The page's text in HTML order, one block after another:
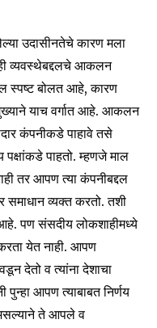
उदासीनतेचे कारण मला
व्यवस्थेबद्दलचे आकलन
स्पष्ट बोलत आहे, कारण
याच वर्गात आहे. आकलन
कंपनीकडे पाहावे तसे
पाहतो. म्हणजे माल
तर आपण त्या कंपनीबद्दल
समाधान व्यक्त करतो. तशी
पण संसदीय लोकशाहीमध्ये
येत नाही. आपण
देतो व त्यांना देशाचा
पुन्हा आपण त्याबाबत निर्णय
ते आपले व